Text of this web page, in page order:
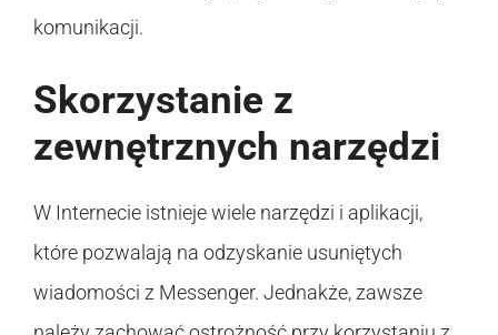
komunikacji.
Skorzystanie z
zewnętrznych narzędzi
W Internecie istnieje wiele narzędzi i aplikacji,
które pozwalają na odzyskanie usuniętych
wiadomości z Messenger. Jednakże, zawsze